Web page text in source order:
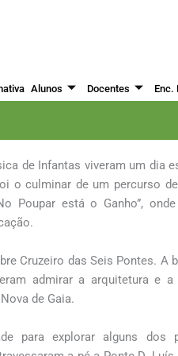
Alunos Docentes Enc.
do Porto
de Infantas viveram um dia
o culminar de um percurso
Poupar está o Ganho”,
Cruzeiro das Seis Pontes. A
admirar a arquitetura e
de Gaia.
para explorar alguns dos